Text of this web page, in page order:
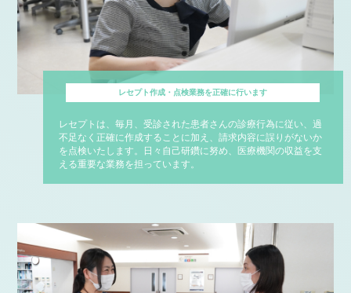
レセプト作成・点検業務を正確に行います
レセプトは、毎月、受診された患者さんの診療行為に従い、過
不足なく正確に作成することに加え、請求内容に誤りがないか
を点検いたします。日々自己研鑽に努め、医療機関の収益を支
える重要な業務を担っています。